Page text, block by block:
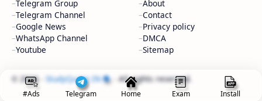
Telegram Group
Telegram Channel
Google News
WhatsApp Channel
Youtube
About
Contact
Privacy policy
DMCA
Sitemap
2026‧ StudyQuote.IN ‧ All rights reserved.
#Ads Telegram Home Exam Install